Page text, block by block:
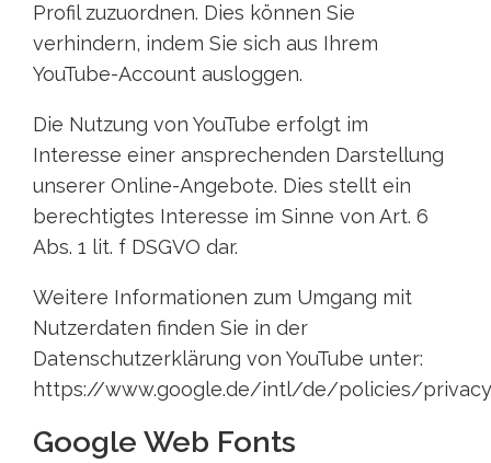
Profil zuzuordnen. Dies können Sie
verhindern, indem Sie sich aus Ihrem
YouTube-Account ausloggen.
Die Nutzung von YouTube erfolgt im
Interesse einer ansprechenden Darstellung
unserer Online-Angebote. Dies stellt ein
berechtigtes Interesse im Sinne von Art. 6
Abs. 1 lit. f DSGVO dar.
Weitere Informationen zum Umgang mit
Nutzerdaten finden Sie in der
Datenschutzerklärung von YouTube unter:
https://www.google.de/intl/de/policies/
Google Web Fonts